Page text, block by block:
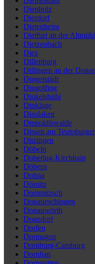
Diepholz
Dierdorf
Dietenheim
Dietfurt an der Altmühl
Dietzenbach
Diez
Dillenburg
Dillingen an der Donau
Dingelstädt
Dingolfing
Dinkelsbühl
Dinklage
Dinslaken
Dippoldiswalde
Dissen am
Ditzingen
Döbeln
Doberlug-Kirchhain
Döbern
Dohna
Dömitz
Dommitzsch
Donaueschingen
Donauwörth
Donzdorf
Dorfen
Dormagen
Dornburg-Camburg
Dornhan